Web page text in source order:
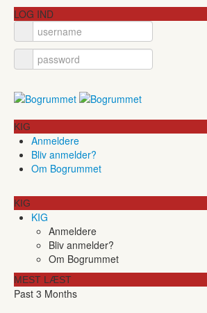
LOG IND
KIG
Anmeldere
Bliv anmelder?
Om Bogrummet
KIG
KIG
Anmeldere
Bliv anmelder?
Om Bogrummet
MEST LÆST
Past 3 Months